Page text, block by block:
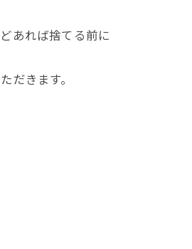
あれば捨てる前に
だきます。